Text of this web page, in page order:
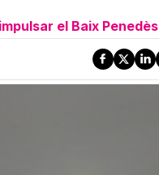
el Baix Penedès